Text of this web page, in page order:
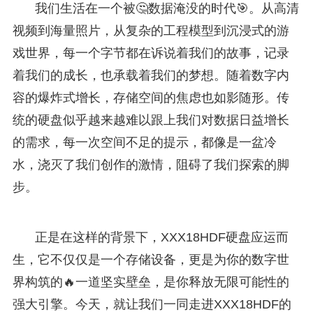
我们生活在一个被🤔数据淹没的时代🎯。从高清
视频到海量照片，从复杂的工程模型到沉浸式的游
戏世界，每一个字节都在诉说着我们的故事，记录
着我们的成长，也承载着我们的梦想。随着数字内
容的爆炸式增长，存储空间的焦虑也如影随形。传
统的硬盘似乎越来越难以跟上我们对数据日益增长
的需求，每一次空间不足的提示，都像是一盆冷
水，浇灭了我们创作的激情，阻碍了我们探索的脚
步。
正是在这样的背景下，XXX18HDF硬盘应运而
生，它不仅仅是一个存储设备，更是为你的数字世
界构筑的🔥一道坚实壁垒，是你释放无限可能性的
强大引擎。今天，就让我们一同走进XXX18HDF的